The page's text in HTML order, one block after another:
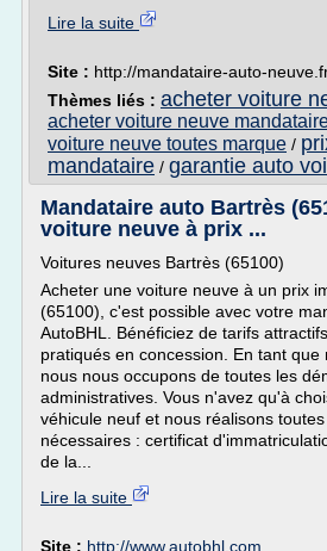
Lire la suite
Site : http://mandataire-auto-
Thèmes liés : acheter voiture
acheter voiture neuve
voiture neuve toutes marque /
mandataire / garantie auto
Mandataire auto Bartrès
voiture neuve à prix ...
Voitures neuves Bartrès (65100)
Acheter une voiture neuve à un prix
(65100), c'est possible avec votre
AutoBHL. Bénéficiez de tarifs
pratiqués en concession. En tant que
nous nous occupons de toutes les
administratives. Vous n'avez qu'à
véhicule neuf et nous réalisons
nécessaires : certificat
de la...
Lire la suite
Site : http://www.autobhl.com